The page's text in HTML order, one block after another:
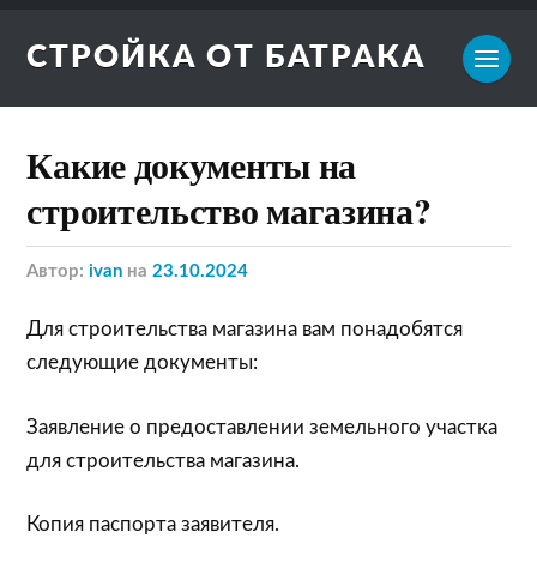
СТРОЙКА ОТ БАТРАКА
Какие документы на
строительство магазина?
Автор:ivan на23.10.2024
Для строительства магазина вам понадобятся
следующие документы:
Заявление о предоставлении земельного участка
для строительства магазина.
Копия паспорта заявителя.